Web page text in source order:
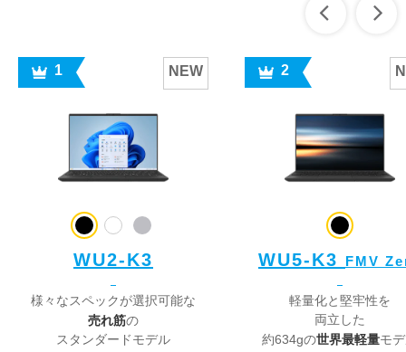
1 NEW
WU2-K3
様々なスペックが選択可能な
売れ筋の
スタンダードモデル
2
WU5-K3 FMV
軽量化と堅牢性を
両立した
約634gの世界最軽量モ